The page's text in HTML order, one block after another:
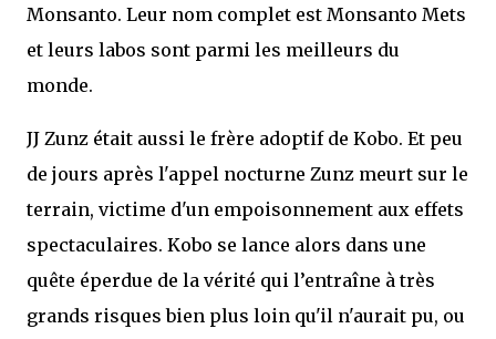
Monsanto. Leur nom complet est Monsanto Mets
et leurs labos sont parmi les meilleurs du
monde.
JJ Zunz était aussi le frère adoptif de Kobo. Et peu
de jours après l'appel nocturne Zunz meurt sur le
terrain, victime d'un empoisonnement aux effets
spectaculaires. Kobo se lance alors dans une
quête éperdue de la vérité qui l’entraîne à très
grands risques bien plus loin qu'il n'aurait pu, ou